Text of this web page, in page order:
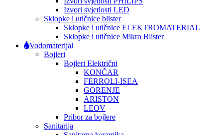
Izvori svjetlosti LED
Sklopke i utičnice blister
Sklopke i utičnice ELEKTROMATERIAL
Sklopke i utičnice Mikro Blister
Vodomaterijal
Bojleri
Bojleri Električni
KONČAR
FERROLI-ISEA
GORENJE
ARISTON
LEOV
Pribor za bojlere
Sanitarija